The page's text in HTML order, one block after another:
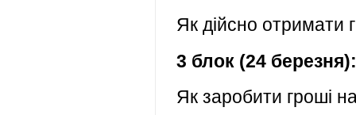
Як дійсно отримати
3 блок (24 березня):
Як заробити гроші